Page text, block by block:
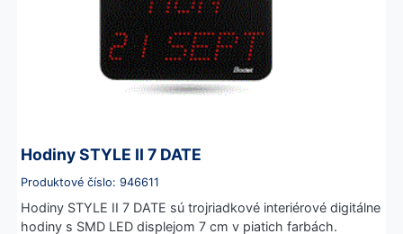
Hodiny STYLE II 7 DATE
Produktové číslo: 946611
Hodiny STYLE II 7 DATE sú trojriadkové interiérové digitálne
hodiny s SMD LED displejom 7 cm v piatich farbách.